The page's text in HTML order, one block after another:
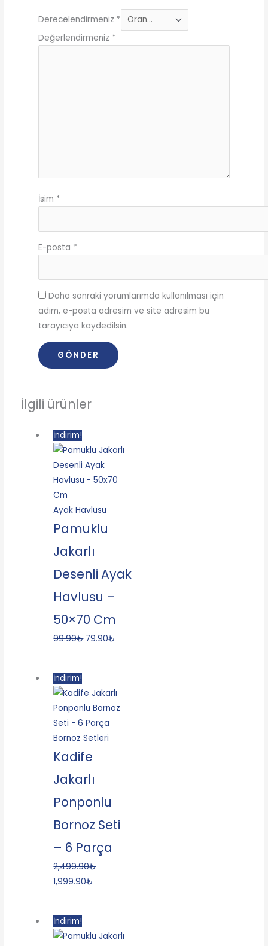
Derecelendirmeniz *
Değerlendirmeniz *
İsim *
E-posta *
Daha sonraki yorumlarımda kullanılması için
adım, e-posta adresim ve site adresim bu
tarayıcıya kaydedilsin.
İlgili ürünler
İndirim!
Ayak Havlusu
Pamuklu
Jakarlı
Desenli Ayak
Havlusu –
50×70 Cm
99.90₺ 79.90₺
İndirim!
Bornoz Setleri
Kadife
Jakarlı
Ponponlu
Bornoz Seti
– 6 Parça
2,499.90₺
1,999.90₺
İndirim!